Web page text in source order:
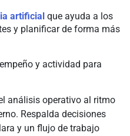
artificial que ayuda a los
y planificar de forma más
y actividad para
análisis operativo al ritmo
Respalda decisiones
y un flujo de trabajo